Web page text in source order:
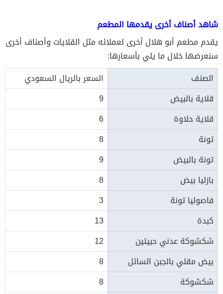
شاهد أصناف أخرى يقدمها المطعم
يقدم مطعم أبو هلال أخرى لعملائه مثل القلايات وأصناف أخرى
سنعرضها خلال ما يلي بأسعارها:
الصنف
السعر بالريال السعودي
قلاية بالبيض
9
قلاية حلاوة
6
تونة
8
تونة بالبيض
9
بازليا بيض
8
فاصوليا تونة
3
كبدة
13
شكشوكة عدني حبيتين
12
بيض مقلي بالجبن السائل
8
شكشوكة
8